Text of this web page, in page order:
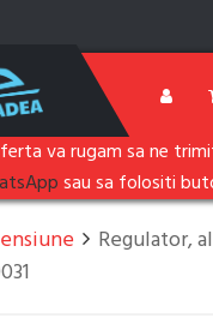
va rugam sa ne
sau sa folositi
Regulator,